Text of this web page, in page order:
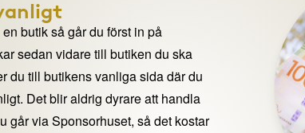
butik så går du först in på
sedan vidare till butiken du ska
du till butikens vanliga sida där du
Det blir aldrig dyrare att handla
går via Sponsorhuset, så det kostar